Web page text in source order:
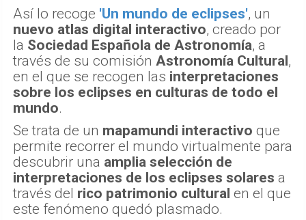
Así lo recoge 'Un mundo de eclipses', un
nuevo atlas digital interactivo, creado por
la Sociedad Española de Astronomía, a
través de su comisión Astronomía Cultural ,
en el que se recogen las interpretaciones
sobre los eclipses en culturas de todo el
mundo.
Se trata de un mapamundi interactivo que
permite recorrer el mundo virtualmente para
descubrir una amplia selección de
interpretaciones de los eclipses solares a
través del rico patrimonio cultural en el que
este fenómeno quedó plasmado.